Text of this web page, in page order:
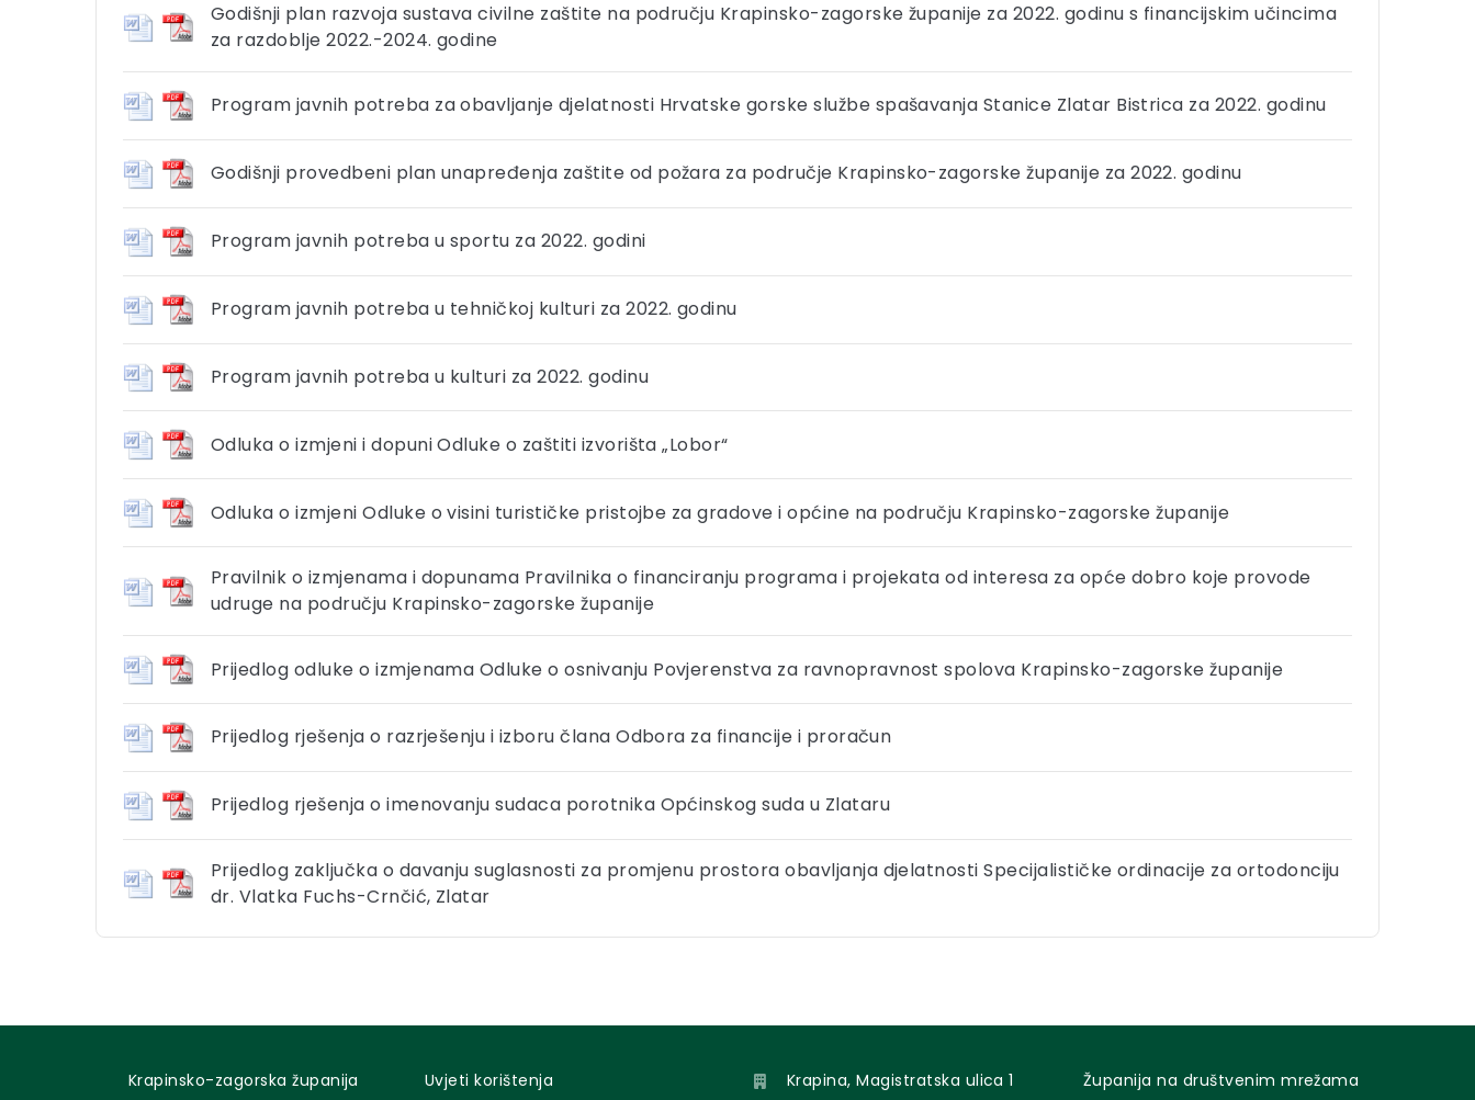
Godišnji plan razvoja sustava civilne zaštite na području Krapinsko-zagorske županije za 2022. godinu s financijskim učincima
za razdoblje 2022.-2024. godine
Program javnih potreba za obavljanje djelatnosti Hrvatske gorske službe spašavanja Stanice Zlatar Bistrica za 2022. godinu
Godišnji provedbeni plan unapređenja zaštite od požara za područje Krapinsko-zagorske županije za 2022. godinu
Program javnih potreba u sportu za 2022. godini
Program javnih potreba u tehničkoj kulturi za 2022. godinu
Program javnih potreba u kulturi za 2022. godinu
Odluka o izmjeni i dopuni Odluke o zaštiti izvorišta „Lobor“
Odluka o izmjeni Odluke o visini turističke pristojbe za gradove i općine na području Krapinsko-zagorske županije
Pravilnik o izmjenama i dopunama Pravilnika o financiranju programa i projekata od interesa za opće dobro koje provode
udruge na području Krapinsko-zagorske županije
Prijedlog odluke o izmjenama Odluke o osnivanju Povjerenstva za ravnopravnost spolova Krapinsko-zagorske županije
Prijedlog rješenja o razrješenju i izboru člana Odbora za financije i proračun
Prijedlog rješenja o imenovanju sudaca porotnika Općinskog suda u Zlataru
Prijedlog zaključka o davanju suglasnosti za promjenu prostora obavljanja djelatnosti Specijalističke ordinacije za ortodonciju
dr. Vlatka Fuchs-Crnčić, Zlatar
Krapinsko-zagorska županija Uvjeti korištenja Krapina, Magistratska ulica 1 Županija na društvenim mrežama